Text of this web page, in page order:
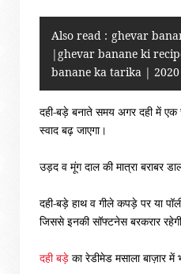
Also read : ghevar
|ghevar banane ki
banane ka tarika | 2020
दही-बड़े बनाते समय अगर दही में एक
स्वाद बढ़ जाएगा।
उड़द व मूंग दाल की मात्रा बराबर
दही-बड़े हाथ व गीले कपड़े पर या
जिससे इनकी सॉफ्टनेस बरकरार
दही बड़े का रेडीमेड मसाला बाज़ार में